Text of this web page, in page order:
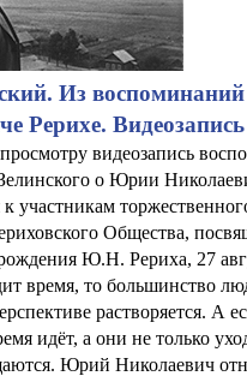
Из
Рерихе. Видеозапись
видеозапись
о Юрии
участникам
Общества,
Ю.Н. Рериха, 27
время, то большинство
растворяется. А
идёт, а они не только
Юрий Николаевич